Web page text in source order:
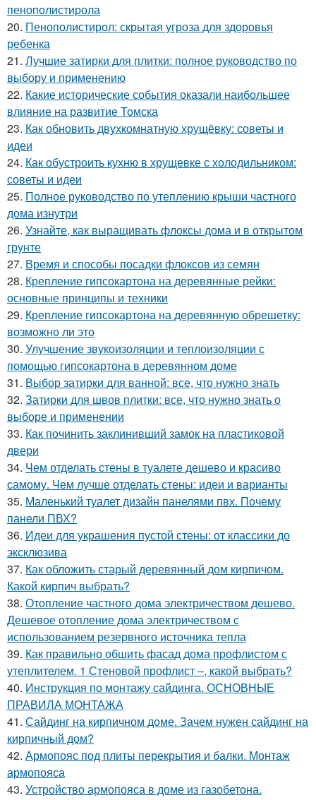
пенополистирола
20. Пенополистирол: скрытая угроза для здоровья
ребенка
21. Лучшие затирки для плитки: полное руководство по
выбору и применению
22. Какие исторические события оказали наибольшее
влияние на развитие Томска
23. Как обновить двухкомнатную хрущёвку: советы и
идеи
24. Как обустроить кухню в хрущевке с холодильником:
советы и идеи
25. Полное руководство по утеплению крыши частного
дома изнутри
26. Узнайте, как выращивать флоксы дома и в открытом
грунте
27. Время и способы посадки флоксов из семян
28. Крепление гипсокартона на деревянные рейки:
основные принципы и техники
29. Крепление гипсокартона на деревянную обрешетку:
возможно ли это
30. Улучшение звукоизоляции и теплоизоляции с
помощью гипсокартона в деревянном доме
31. Выбор затирки для ванной: все, что нужно знать
32. Затирки для швов плитки: все, что нужно знать о
выборе и применении
33. Как починить заклинивший замок на пластиковой
двери
34. Чем отделать стены в туалете дешево и красиво
самому. Чем лучше отделать стены: идеи и варианты
35. Маленький туалет дизайн панелями пвх. Почему
панели ПВХ?
36. Идеи для украшения пустой стены: от классики до
эксклюзива
37. Как обложить старый деревянный дом кирпичом.
Какой кирпич выбрать?
38. Отопление частного дома электричеством дешево.
Дешевое отопление дома электричеством с
использованием резервного источника тепла
39. Как правильно обшить фасад дома профлистом с
утеплителем. 1 Стеновой профлист –, какой выбрать?
40. Инструкция по монтажу сайдинга. ОСНОВНЫЕ
ПРАВИЛА МОНТАЖА
41. Сайдинг на кирпичном доме. Зачем нужен сайдинг на
кирпичный дом?
42. Армопояс под плиты перекрытия и балки. Монтаж
армопояса
43. Устройство армопояса в доме из газобетона.